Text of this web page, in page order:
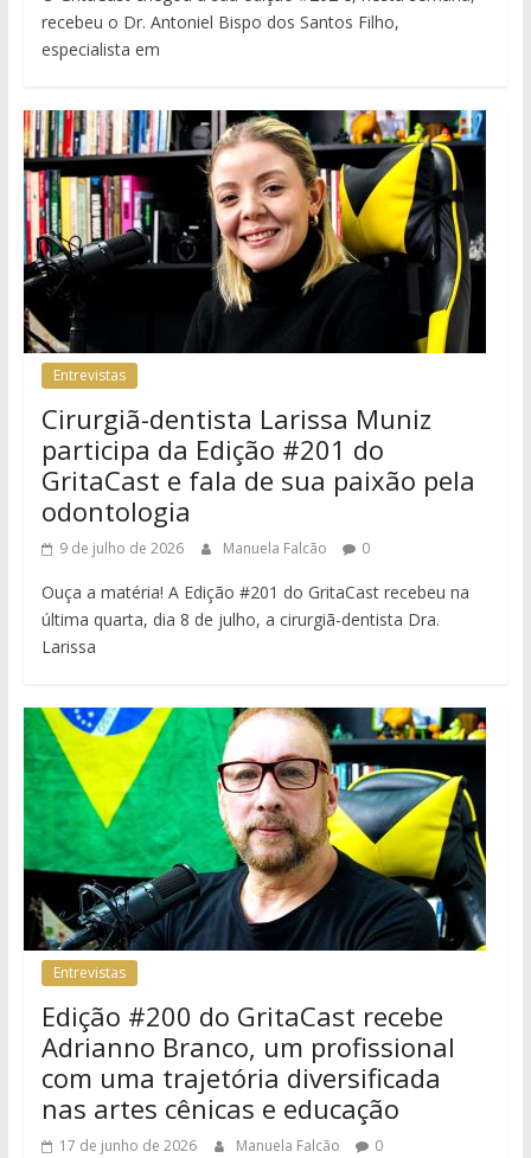
recebeu o Dr. Antoniel Bispo dos Santos Filho,
especialista em
Entrevistas
Cirurgiã-dentista Larissa Muniz
participa da Edição #201 do
GritaCast e fala de sua paixão pela
odontologia
9 de julho de 2026 Manuela Falcão 0
Ouça a matéria! A Edição #201 do GritaCast recebeu na
última quarta, dia 8 de julho, a cirurgiã-dentista Dra.
Larissa
Entrevistas
Edição #200 do GritaCast recebe
Adrianno Branco, um profissional
com uma trajetória diversificada
nas artes cênicas e educação
17 de junho de 2026 Manuela Falcão 0